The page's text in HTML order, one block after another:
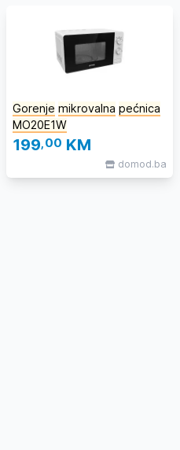
Gorenje mikrovalna pećnica
MO20E1W
199,00 KM
domod.ba